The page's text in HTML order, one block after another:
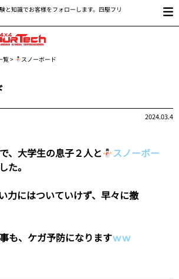
と知識でお客様をフォローします。四駆フリ
覧> スノーボード
2024.03.4
、大学生の息子２人と
スノーボー
た。
力にはついていけず、早々に撤
も、ケガ予防になりますｗｗ